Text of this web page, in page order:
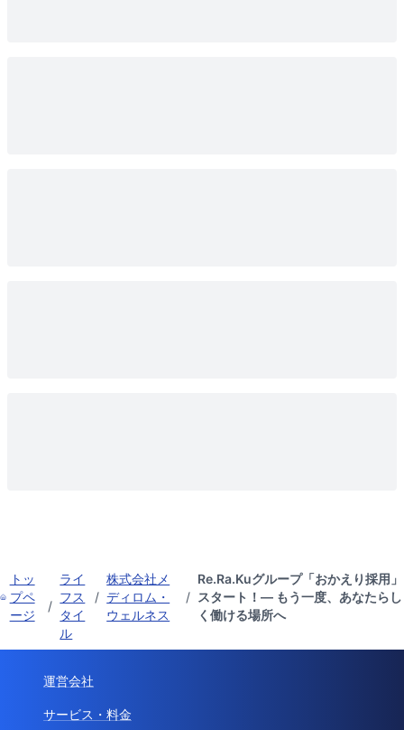
トッ
プペ
ージ
/
ライ
フス
タイ
ル
/
株式会社メ
ディロム・
ウェルネス
/
Re.Ra.Kuグループ「おかえり採用」
スタート！— もう一度、あなたらし
く働ける場所へ
運営会社
サービス・料金